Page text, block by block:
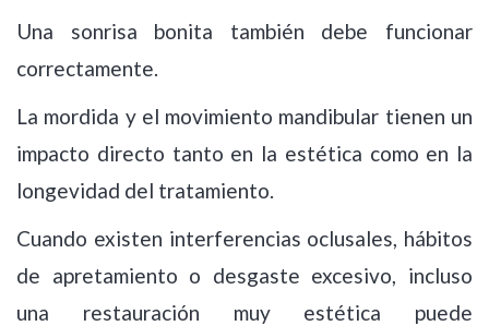
Una sonrisa bonita también debe funcionar
correctamente.
La mordida y el movimiento mandibular tienen un
impacto directo tanto en la estética como en la
longevidad del tratamiento.
Cuando existen interferencias oclusales, hábitos
de apretamiento o desgaste excesivo, incluso
una restauración muy estética puede